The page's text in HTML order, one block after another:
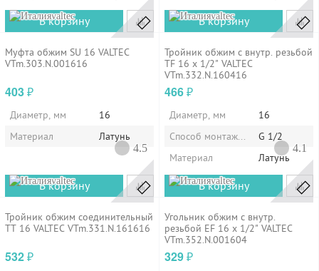
В корзину В корзину
valtec
Муфта обжим SU 16 VALTEC
VTm.303.N.001616
403₽
Диаметр, мм
16
Материал
Латунь
В корзину
valtec
Тройник обжим с внутр. резьбой
TF 16 х 1/2" VALTEC
VTm.332.N.160416
466₽
Диаметр, мм
16
Способ монтажа/установки
G 1/2
Материал
Латунь
В корзину
valtec
4.5
Тройник обжим соединительный
TТ 16 VALTEC VTm.331.N.161616
532₽
valtec
4.1
Угольник обжим с внутр.
резьбой EF 16 х 1/2" VALTEC
VTm.352.N.001604
329₽